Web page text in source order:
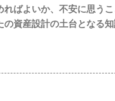
ればよいか、不安に思う
資産設計の土台となる